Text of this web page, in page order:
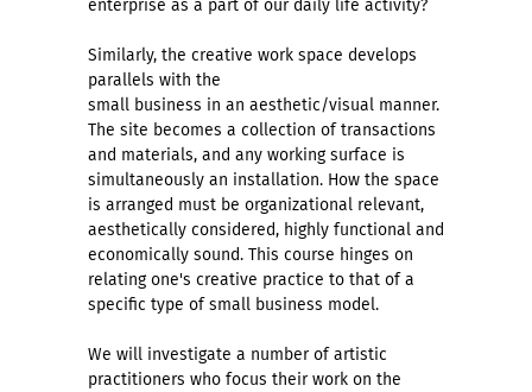
enterprise as a part of our daily life activity?
Similarly, the creative work space develops
parallels with the
small business in an aesthetic/visual manner.
The site becomes a collection of transactions
and materials, and any working surface is
simultaneously an installation. How the space
is arranged must be organizational relevant,
aesthetically considered, highly functional and
economically sound. This course hinges on
relating one's creative practice to that of a
specific type of small business model.
We will investigate a number of artistic
practitioners who focus their work on the